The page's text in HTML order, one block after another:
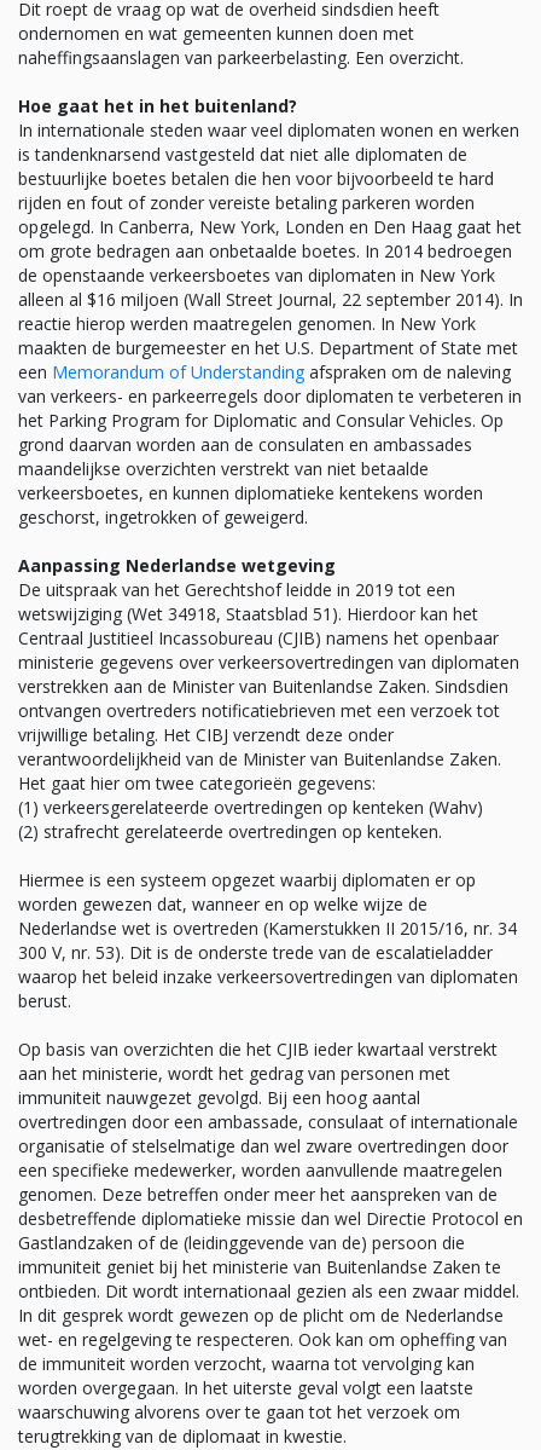
Dit roept de vraag op wat de overheid sindsdien heeft
ondernomen en wat gemeenten kunnen doen met
naheffingsaanslagen van parkeerbelasting. Een overzicht.
Hoe gaat het in het buitenland?
In internationale steden waar veel diplomaten wonen en werken
is tandenknarsend vastgesteld dat niet alle diplomaten de
bestuurlijke boetes betalen die hen voor bijvoorbeeld te hard
rijden en fout of zonder vereiste betaling parkeren worden
opgelegd. In Canberra, New York, Londen en Den Haag gaat het
om grote bedragen aan onbetaalde boetes. In 2014 bedroegen
de openstaande verkeersboetes van diplomaten in New York
alleen al $16 miljoen (Wall Street Journal, 22 september 2014). In
reactie hierop werden maatregelen genomen. In New York
maakten de burgemeester en het U.S. Department of State met
een Memorandum of Understandingafspraken om de naleving
van verkeers- en parkeerregels door diplomaten te verbeteren in
het Parking Program for Diplomatic and Consular Vehicles. Op
grond daarvan worden aan de consulaten en ambassades
maandelijkse overzichten verstrekt van niet betaalde
verkeersboetes, en kunnen diplomatieke kentekens worden
geschorst, ingetrokken of geweigerd.
Aanpassing Nederlandse wetgeving
De uitspraak van het Gerechtshof leidde in 2019 tot een
wetswijziging (Wet 34918, Staatsblad 51). Hierdoor kan het
Centraal Justitieel Incassobureau (CJIB) namens het openbaar
ministerie gegevens over verkeersovertredingen van diplomaten
verstrekken aan de Minister van Buitenlandse Zaken. Sindsdien
ontvangen overtreders notificatiebrieven met een verzoek tot
vrijwillige betaling. Het CIBJ verzendt deze onder
verantwoordelijkheid van de Minister van Buitenlandse Zaken.
Het gaat hier om twee categorieën gegevens:
(1) verkeersgerelateerde overtredingen op kenteken (Wahv)
(2) strafrecht gerelateerde overtredingen op kenteken.
Hiermee is een systeem opgezet waarbij diplomaten er op
worden gewezen dat, wanneer en op welke wijze de
Nederlandse wet is overtreden (Kamerstukken II 2015/16, nr. 34
300 V, nr. 53). Dit is de onderste trede van de escalatieladder
waarop het beleid inzake verkeersovertredingen van diplomaten
berust.
Op basis van overzichten die het CJIB ieder kwartaal verstrekt
aan het ministerie, wordt het gedrag van personen met
immuniteit nauwgezet gevolgd. Bij een hoog aantal
overtredingen door een ambassade, consulaat of internationale
organisatie of stelselmatige dan wel zware overtredingen door
een specifieke medewerker, worden aanvullende maatregelen
genomen. Deze betreffen onder meer het aanspreken van de
desbetreffende diplomatieke missie dan wel Directie Protocol en
Gastlandzaken of de (leidinggevende van de) persoon die
immuniteit geniet bij het ministerie van Buitenlandse Zaken te
ontbieden. Dit wordt internationaal gezien als een zwaar middel.
In dit gesprek wordt gewezen op de plicht om de Nederlandse
wet- en regelgeving te respecteren. Ook kan om opheffing van
de immuniteit worden verzocht, waarna tot vervolging kan
worden overgegaan. In het uiterste geval volgt een laatste
waarschuwing alvorens over te gaan tot het verzoek om
terugtrekking van de diplomaat in kwestie.